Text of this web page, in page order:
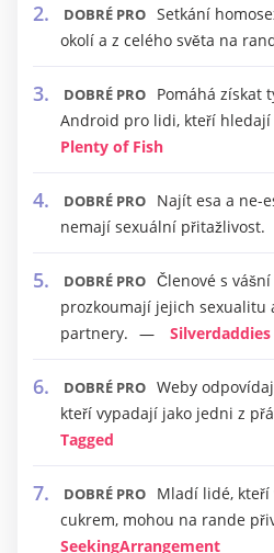
DOBRÉ PRO Setkání
okolí a z celého světa na
DOBRÉ PRO
Pomáhá získat
Android pro lidi, kteří hledají
Plenty of Fish
DOBRÉ PRO
Najít esa a ne-
nemají sexuální přitažlivost.
DOBRÉ PRO Členové s
prozkoumají jejich sexualitu
partnery.
Silverdaddies
DOBRÉ PRO Weby
kteří vypadají jako jedni z
Tagged
DOBRÉ PRO
Mladí lidé,
cukrem, mohou na rande
SeekingArrangement